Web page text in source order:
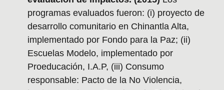
programas evaluados fueron: (i) proyecto de
desarrollo comunitario en Chinantla Alta,
implementado por Fondo para la Paz; (ii)
Escuelas Modelo, implementado por
Proeducación, I.A.P, (iii) Consumo
responsable: Pacto de la No Violencia,